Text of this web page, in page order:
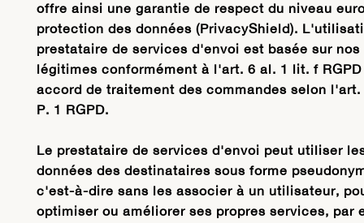
offre ainsi une garantie de respect du niveau
protection des données (PrivacyShield).
prestataire de services d'envoi est basée sur
légitimes conformément à l'art. 6 al. 1 lit. f
accord de traitement des commandes selon l'art.
P. 1 RGPD.
Le prestataire de services d'envoi peut utiliser
données des destinataires sous forme
c'est-à-dire sans les associer à un utilisateur,
optimiser ou améliorer ses propres services, par